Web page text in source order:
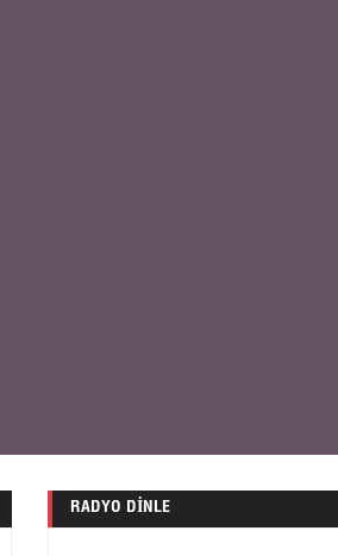
RADYO DINLE